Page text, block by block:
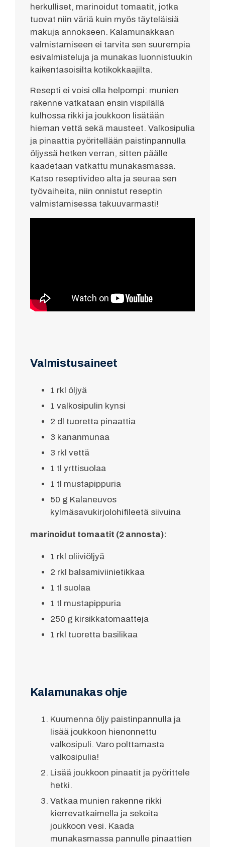
herkulliset, marinoidut tomaatit, jotka
tuovat niin väriä kuin myös täyteläisiä
makuja annokseen. Kalamunakkaan
valmistamiseen ei tarvita sen suurempia
esivalmisteluja ja munakas luonnistuukin
kaikentasoisilta kotikokkaajilta.
Resepti ei voisi olla helpompi: munien
rakenne vatkataan ensin vispilällä
kulhossa rikki ja joukkoon lisätään
hieman vettä sekä mausteet. Valkosipulia
ja pinaattia pyöritellään paistinpannulla
öljyssä hetken verran, sitten päälle
kaadetaan vatkattu munakasmassa.
Katso reseptivideo alta ja seuraa sen
työvaiheita, niin onnistut reseptin
valmistamisessa takuuvarmasti!
Valmistusaineet
1 rkl öljyä
1 valkosipulin kynsi
2 dl tuoretta pinaattia
3 kananmunaa
3 rkl vettä
1 tl yrttisuolaa
1 tl mustapippuria
50 g Kalaneuvos
kylmäsavukirjolohifileetä siivuina
marinoidut tomaatit (2 annosta):
1 rkl oliiviöljyä
2 rkl balsamiviinietikkaa
1 tl suolaa
1 tl mustapippuria
250 g kirsikkatomaatteja
1 rkl tuoretta basilikaa
Kalamunakas ohje
Kuumenna öljy paistinpannulla ja
lisää joukkoon hienonnettu
valkosipuli. Varo polttamasta
valkosipulia!
Lisää joukkoon pinaatit ja pyörittele
hetki.
Vatkaa munien rakenne rikki
kierrevatkaimella ja sekoita
joukkoon vesi. Kaada
munakasmassa pannulle pinaattien